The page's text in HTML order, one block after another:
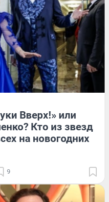
Вверх!» или
Кто из звезд
на новогодних
9